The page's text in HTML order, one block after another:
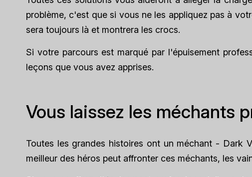
problème, c'est que si vous ne les appliquez pas à
sera toujours là et montrera les crocs.
Si votre parcours est marqué par l'épuisement
leçons que vous avez apprises.
Vous laissez les méchants
Toutes les grandes histoires ont un méchant - Dark
meilleur des héros peut affronter ces méchants, les